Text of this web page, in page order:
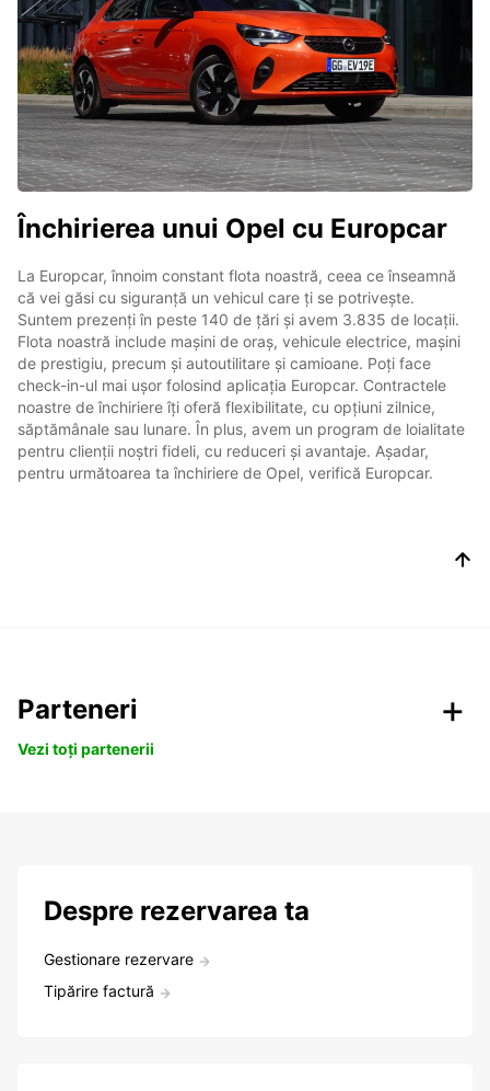
Închirierea unui Opel cu Europcar
La Europcar, înnoim constant flota noastră, ceea ce înseamnă
că vei găsi cu siguranță un vehicul care ți se potrivește.
Suntem prezenți în peste 140 de țări și avem 3.835 de locații.
Flota noastră include mașini de oraș, vehicule electrice, mașini
de prestigiu, precum și autoutilitare și camioane. Poți face
check-in-ul mai ușor folosind aplicația Europcar. Contractele
noastre de închiriere îți oferă flexibilitate, cu opțiuni zilnice,
săptămânale sau lunare. În plus, avem un program de loialitate
pentru clienții noștri fideli, cu reduceri și avantaje. Așadar,
pentru următoarea ta închiriere de Opel, verifică Europcar.
Parteneri
Vezi toți partenerii
Despre rezervarea ta
Gestionare rezervare
Tipărire factură